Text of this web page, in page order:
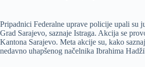
Pripadnici Federalne uprave policije upali su
Grad Sarajevo, saznaje Istraga. Akcija se
Kantona Sarajevo. Meta akcije su, kako
nedavno uhapšenog načelnika Ibrahima